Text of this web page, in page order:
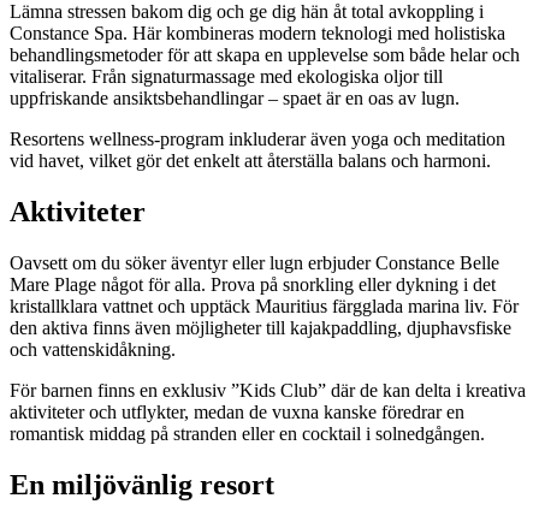
Lämna stressen bakom dig och ge dig hän åt total avkoppling i
Constance Spa. Här kombineras modern teknologi med holistiska
behandlingsmetoder för att skapa en upplevelse som både helar och
vitaliserar. Från signaturmassage med ekologiska oljor till
uppfriskande ansiktsbehandlingar – spaet är en oas av lugn.
Resortens wellness-program inkluderar även yoga och meditation
vid havet, vilket gör det enkelt att återställa balans och harmoni.
Aktiviteter
Oavsett om du söker äventyr eller lugn erbjuder Constance Belle
Mare Plage något för alla. Prova på snorkling eller dykning i det
kristallklara vattnet och upptäck Mauritius färgglada marina liv. För
den aktiva finns även möjligheter till kajakpaddling, djuphavsfiske
och vattenskidåkning.
För barnen finns en exklusiv ”Kids Club” där de kan delta i kreativa
aktiviteter och utflykter, medan de vuxna kanske föredrar en
romantisk middag på stranden eller en cocktail i solnedgången.
En miljövänlig resort